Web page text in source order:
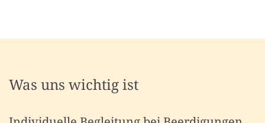
Was uns wichtig ist